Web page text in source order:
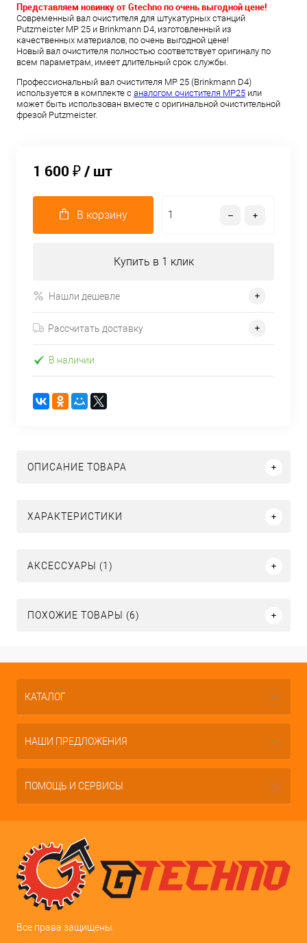
Представляем новинку от Gtechno по очень выгодной цене!
Современный вал очистителя для штукатурных станций
Putzmeister MP 25 и Brinkmann D4, изготовленный из
качественных материалов, по очень выгодной цене!
Новый вал очистителя полностью соответствует оригиналу по
всем параметрам, имеет длительный срок службы.
Профессиональный вал очистителя MP 25 (Brinkmann D4)
используется в комплекте с аналогом очистителя MP25 или
может быть использован вместе с оригинальной очистительной
фрезой Putzmeister.
1 600 ₽/ шт
В корзину
Купить в 1 клик
Нашли дешевле
Рассчитать доставку
В наличии
ОПИСАНИЕ ТОВАРА
ХАРАКТЕРИСТИКИ
АКСЕССУАРЫ (1)
ПОХОЖИЕ ТОВАРЫ (6)
КАТАЛОГ
НАШИ ПРЕДЛОЖЕНИЯ
ПОМОЩЬ И СЕРВИСЫ
Все права защищены.